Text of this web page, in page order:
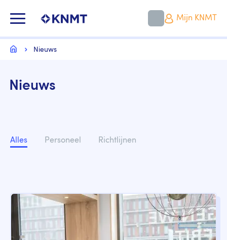
naar
inhoud
gaan
Mijn KNMT
Kruimelpad
HomeNieuws
Nieuws
Nieuwscategorieën
Alles Personeel Richtlijnen